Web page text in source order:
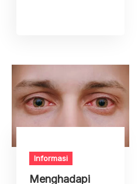
Informasi
Menghadapi